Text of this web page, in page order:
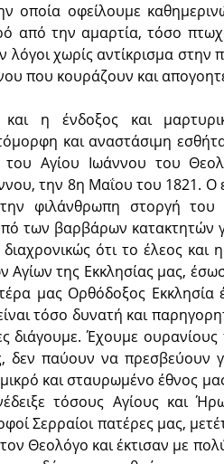
οποία οφείλουμε
από την αμαρτία, τόσο
λόγοι χωρίς αντίκρισμα στην
που κουράζουν και
και η ένδοξος και
και αναστάσιμη
του Αγίου Ιωάννου του
την 8η Μαΐου του 1821. Ο
την φιλάνθρωπη στοργή
των βαρβάρων κατακτητών
διαχρονικώς ότι το έλεος
Αγίων της Εκκλησίας μας,
μας Ορθόδοξος
τόσο δυνατή και
διάγουμε. Έχουμε
δεν παύουν να πρεσβεύουν
και σταυρωμένο έθνος
τόσους Αγίους και
Σερραίοι πατέρες μας,
Θεολόγο και έκτισαν με